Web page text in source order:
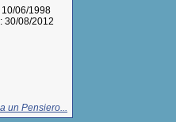
10/06/1998
: 30/08/2012
un Pensiero...